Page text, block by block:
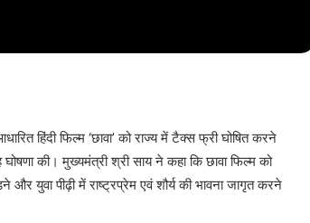
हिंदी फिल्म ‘छावा’ को राज्य में टैक्स फ्री घोषित करने
की। मुख्यमंत्री श्री साय ने कहा कि छावा फिल्म को
युवा पीढ़ी में राष्ट्रप्रेम एवं शौर्य की भावना जागृत करने